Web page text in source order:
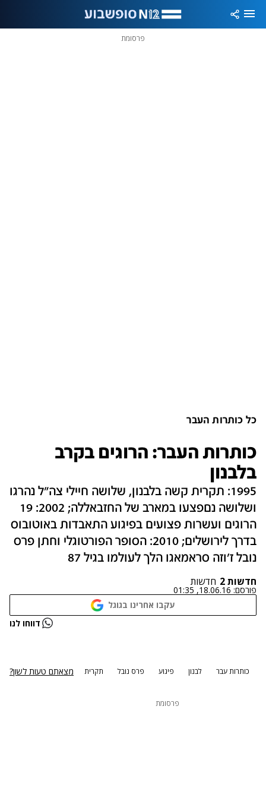
פרסומת
כל כותרות העבר
כותרות העבר: הרוגים בקרב
בלבנון
1995: תקרית קשה בלבנון, שלושה חיילי צה"ל נהרגו
ושלושה נםפצעו במארב של החזבאללה; 2002: 19
הרוגים ועשרות פצועים בפיגוע התאבדות באוטובוס
בדרך לירושלים; 2010: הסופר הפורטוגלי וחתן פרס
נובל ז'וזה סראמאגו הלך לעולמו בגיל 87
חדשות 2 חדשות
פורסם: 18.06.16, 01:35
עקבו אחרינו בגוגל
נתקלנו בבעיה דווחו לנו
כותרות עבר לבנון פיגוע פרס נובל תקרית מצאתם טעות לשון?
פרסומת